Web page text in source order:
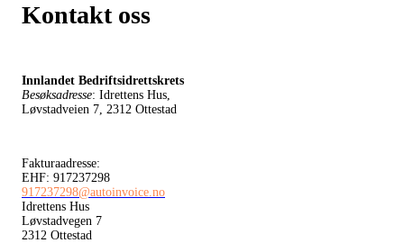
Kontakt oss
Innlandet Bedriftsidrettskrets
Besøksadresse: Idrettens Hus,
Løvstadveien 7, 2312 Ottestad
Fakturaadresse:
EHF: 917237298
917237298@autoinvoice.no
Idrettens Hus
Løvstadvegen 7
2312 Ottestad